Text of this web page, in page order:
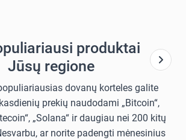
produktai
Jūsų regione
dovanų korteles galite
prekių naudodami „Bitcoin“,
„Solana“ ir daugiau nei 200 kitų
ar norite padengti mėnesinius